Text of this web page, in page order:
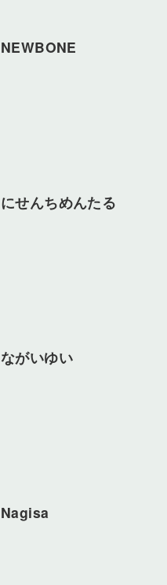
NEWBONE
にせんちめんたる
ながいゆい
Nagisa